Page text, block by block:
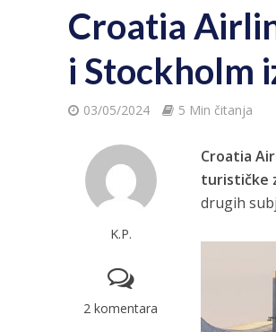
Croatia
i Stockholm
03/05/2024 5 Min čitanja
K.P.
2 komentara
Croatia
turističke
drugih